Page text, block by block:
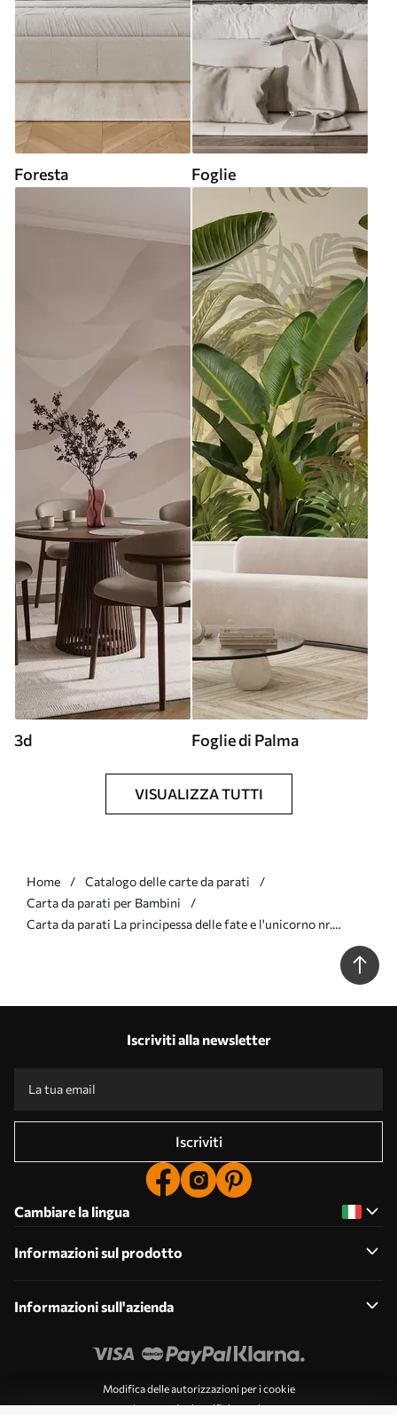
Foresta Foglie
3d Foglie di Palma
VISUALIZZA TUTTI
Home
Catalogo delle carte da parati
Carta da parati per Bambini
Carta da parati La principessa delle fate e l'unicorno nr.
Iscriviti alla newsletter
Iscriviti
Cambiare la lingua
Informazioni sul prodotto
Informazioni sull'azienda
Modifica delle autorizzazioni per i cookie
Impostazioni notifiche push